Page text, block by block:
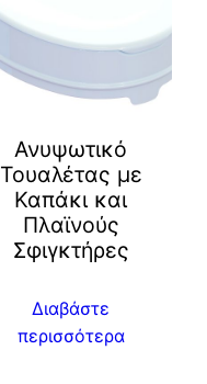
Ανυψωτικό
Τουαλέτας με
Καπάκι και
Πλαϊνούς
Σφιγκτήρες
Διαβάστε
περισσότερα